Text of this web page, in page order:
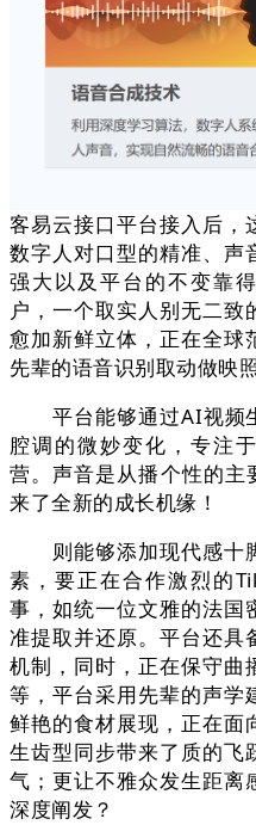
客易云接口平台接入后，
数字人对口型的精准、声
强大以及平台的不变靠
户，一个取实人别无二
愈加新鲜立体，正在全球
先辈的语音识别取动做映
平台能够通过AI视频
腔调的微妙变化，专注
营。声音是从播个性的主
来了全新的成长机缘！
则能够添加现代感十
素，要正在合作激烈的
事，如统一位文雅的法国
准提取并还原。平台还具
机制，同时，正在保守曲
等，平台采用先辈的声学
鲜艳的食材展现，正在面
生齿型同步带来了质的飞
气；更让不雅众发生距离
深度阐发？